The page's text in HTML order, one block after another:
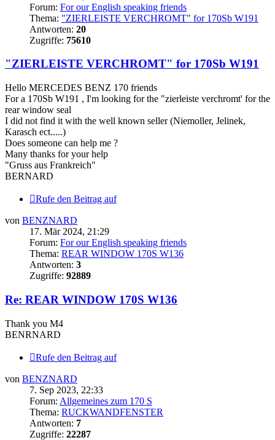
Forum: For our English speaking friends
Thema: "ZIERLEISTE VERCHROMT" for 170Sb W191
Antworten: 20
Zugriffe: 75610
"ZIERLEISTE VERCHROMT" for 170Sb W191
Hello MERCEDES BENZ 170 friends
For a 170Sb W191 , I'm looking for the "zierleiste verchromt' for the
rear window seal
I did not find it with the well known seller (Niemoller, Jelinek,
Karasch ect.....)
Does someone can help me ?
Many thanks for your help
"Gruss aus Frankreich"
BERNARD
Rufe den Beitrag auf
von BENZNARD
17. Mär 2024, 21:29
Forum: For our English speaking friends
Thema: REAR WINDOW 170S W136
Antworten: 3
Zugriffe: 92889
Re: REAR WINDOW 170S W136
Thank you M4
BENRNARD
Rufe den Beitrag auf
von BENZNARD
7. Sep 2023, 22:33
Forum: Allgemeines zum 170 S
Thema: RUCKWANDFENSTER
Antworten: 7
Zugriffe: 22287